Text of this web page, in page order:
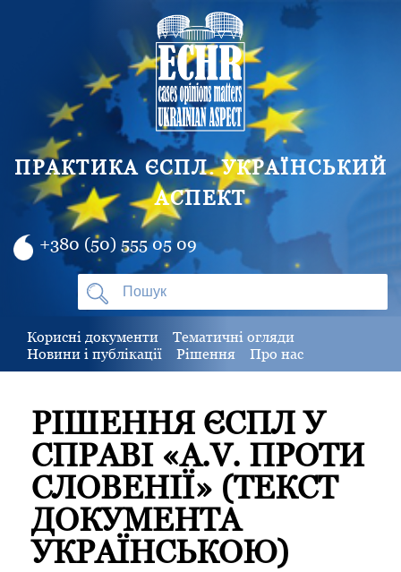
ПРАКТИКА ЄСПЛ. УКРАЇНСЬКИЙ
АСПЕКТ
+380 (50) 555 05 09
Корисні документи
Тематичні огляди
Новини і публікації
Рішення Про нас
РІШЕННЯ ЄСПЛ У
СПРАВІ «A.V. ПРОТИ
СЛОВЕНІЇ» (ТЕКСТ
ДОКУМЕНТА
УКРАЇНСЬКОЮ)